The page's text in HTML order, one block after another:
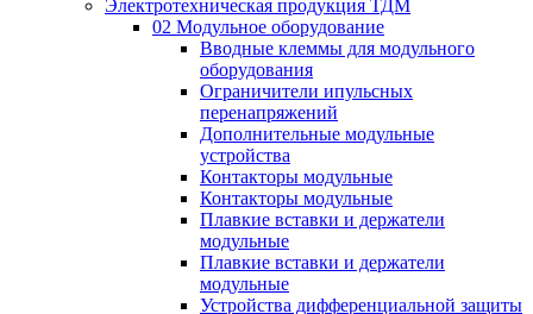
Электротехническая продукция ТДМ
02 Модульное оборудование
Вводные клеммы для модульного
оборудования
Ограничители ипульсных
перенапряжений
Дополнительные модульные
устройства
Контакторы модульные
Контакторы модульные
Плавкие вставки и держатели
модульные
Плавкие вставки и держатели
модульные
Устройства дифференциальной защиты